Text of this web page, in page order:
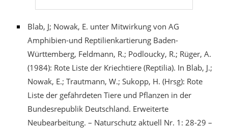
Blab, J; Nowak, E. unter Mitwirkung von AG
Amphibien-und Reptilienkartierung Baden-
Württemberg, Feldmann, R.; Podloucky, R.; Rüger, A.
(1984): Rote Liste der Kriechtiere (Reptilia). In Blab, J.;
Nowak, E.; Trautmann, W.; Sukopp, H. (Hrsg): Rote
Liste der gefährdeten Tiere und Pflanzen in der
Bundesrepublik Deutschland. Erweiterte
Neubearbeitung. – Naturschutz aktuell Nr. 1: 28-29 –